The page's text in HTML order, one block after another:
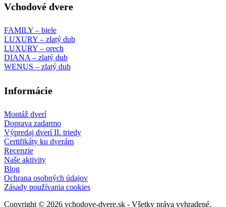
Vchodové dvere
FAMILY – biele
LUXURY – zlatý dub
LUXURY – orech
DIANA – zlatý dub
WENUS – zlatý dub
Informácie
Montáž dverí
Doprava zadarmo
Výpredaj dverí II. triedy
Certifikáty ku dverám
Recenzie
Naše aktivity
Blog
Ochrana osobných údajov
Zásady používania cookies
Copyright © 2026 vchodove-dvere.sk - Všetky práva vyhradené.